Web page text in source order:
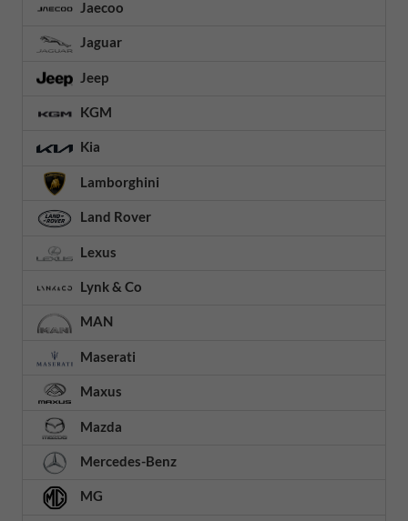
Jaecoo
Jaguar
Jeep
KGM
Kia
Lamborghini
Land Rover
Lexus
Lynk & Co
MAN
Maserati
Maxus
Mazda
Mercedes-Benz
MG